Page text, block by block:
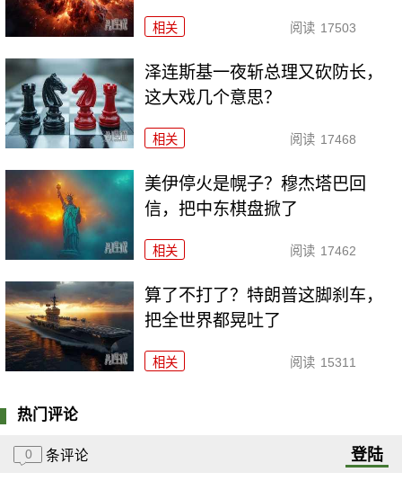
相关 阅读 17503
泽连斯基一夜斩总理又砍防长，
这大戏几个意思？
相关 阅读 17468
美伊停火是幌子？穆杰塔巴回
信，把中东棋盘掀了
相关 阅读 17462
算了不打了？特朗普这脚刹车，
把全世界都晃吐了
相关 阅读 15311
热门评论
0 条评论 登陆